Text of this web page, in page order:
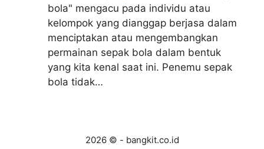
bola" mengacu pada individu atau
kelompok yang dianggap berjasa dalam
menciptakan atau mengembangkan
permainan sepak bola dalam bentuk
yang kita kenal saat ini. Penemu sepak
bola tidak…
2026 © - bangkit.co.id